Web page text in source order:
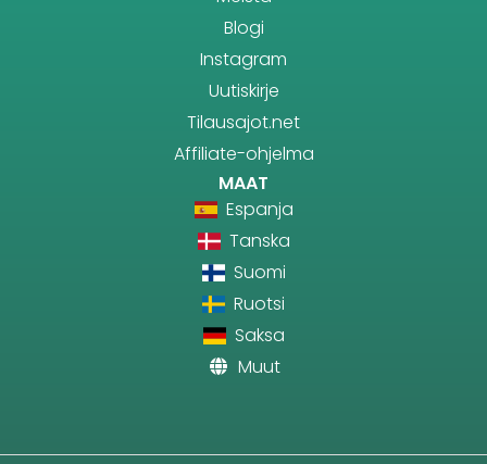
Blogi
Instagram
Uutiskirje
Tilausajot.net
Affiliate-ohjelma
MAAT
Espanja
Tanska
Suomi
Ruotsi
Saksa
Muut